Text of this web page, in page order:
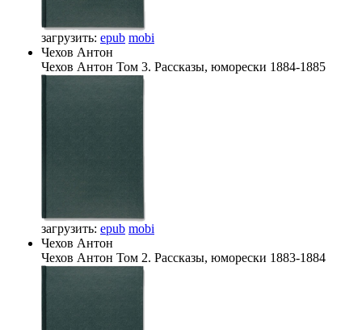
загрузить: epub mobi
Чехов Антон
Чехов Антон Том 3. Рассказы, юморески 1884-1885
загрузить: epub mobi
Чехов Антон
Чехов Антон Том 2. Рассказы, юморески 1883-1884